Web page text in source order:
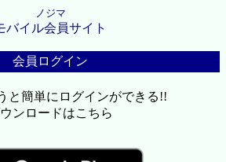
ノジマ
バイル会員サイト
会員ログイン
と簡単にログインができる!!
ンロードはこちら